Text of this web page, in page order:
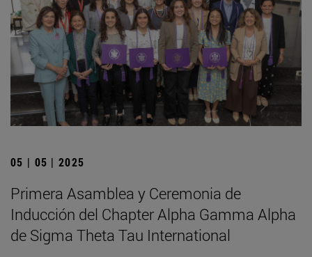
05 | 05 | 2025
Primera Asamblea y Ceremonia de
Inducción del Chapter Alpha Gamma Alpha
de Sigma Theta Tau International